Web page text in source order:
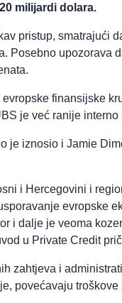
20 milijardi dolara.
pristup, smatrajući
Posebno upozorava
finansijske
je već ranije
je iznosio i Jamie
i Hercegovini i
evropske
i dalje je veoma
u Private Credit
zahtjeva i
povećavaju